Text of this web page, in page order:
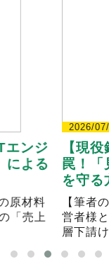
2026/07/18 Sat
【現役銀行
罠！「見え
を守る方法
【筆者の声】
営者様と向き
層下請け構造